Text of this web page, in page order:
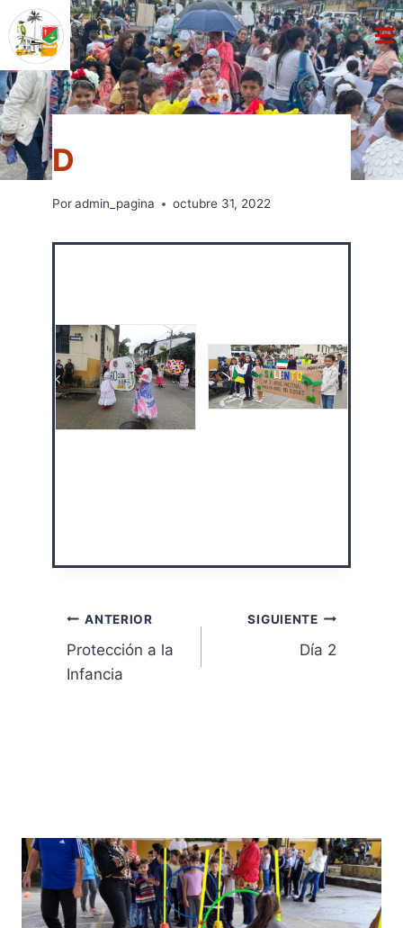
Saltar
al
contenido
Poradmin_pagina octubre 31, 2022
Navegación
de
ANTERIOR
Protección a la
Infancia
SIGUIENTE
Día 2